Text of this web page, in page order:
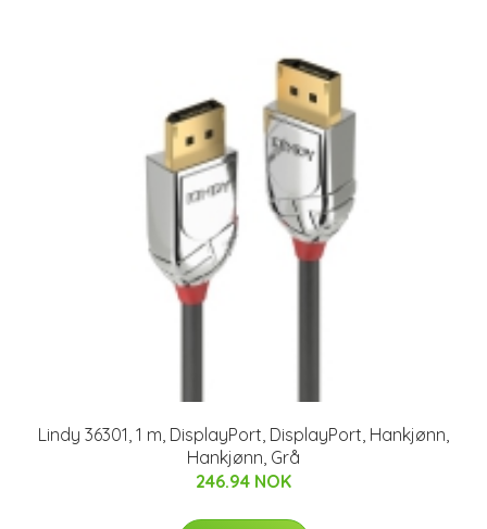
Lindy 36301, 1 m, DisplayPort, DisplayPort, Hankjønn,
Hankjønn, Grå
246.94 NOK